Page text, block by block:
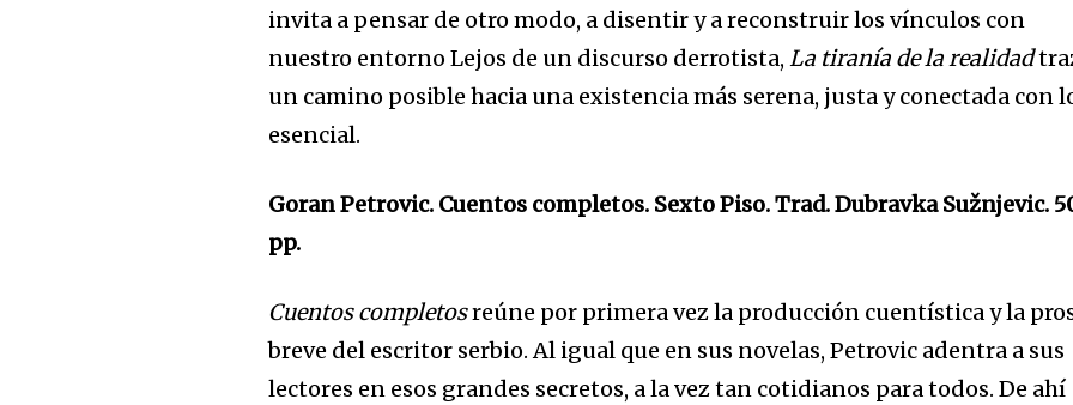
Únete a nuestra
comunidad de
la conversación.
click en el botón de "suscribir". No te preocupes, respetamos tu
privacidad y no enviaremos correo basura a tu INBOX. Tu información
está segura con nosotros.
Acepto la
invita a pensar de otro modo, a disentir y a reconstruir los vínculos con
nuestro entorno Lejos de un discurso derrotista,La tiranía de la realidad
un camino posible hacia una existencia más serena, justa y conectada con
esencial.
Goran Petrovic. Cuentos completos. Sexto Piso. Trad. Dubravka Sužnjevic.
pp.
Cuentos completosreúne por primera vez la producción cuentística y la
breve del escritor serbio. Al igual que en sus novelas, Petrovic adentra a sus
lectores en esos grandes secretos, a la vez tan cotidianos para todos. De ahí